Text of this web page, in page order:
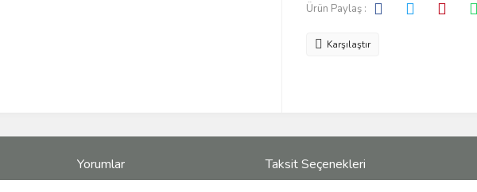
Ürün Paylaş :
Karşılaştır
Yorumlar Taksit Seçenekleri